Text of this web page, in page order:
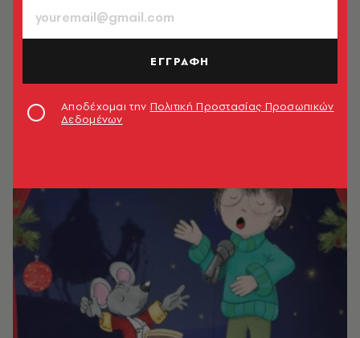
ΕΓΓΡΑΦΗ
Αποδέχομαι την Πολιτική Προστασίας Προσωπικών
Δεδομένων